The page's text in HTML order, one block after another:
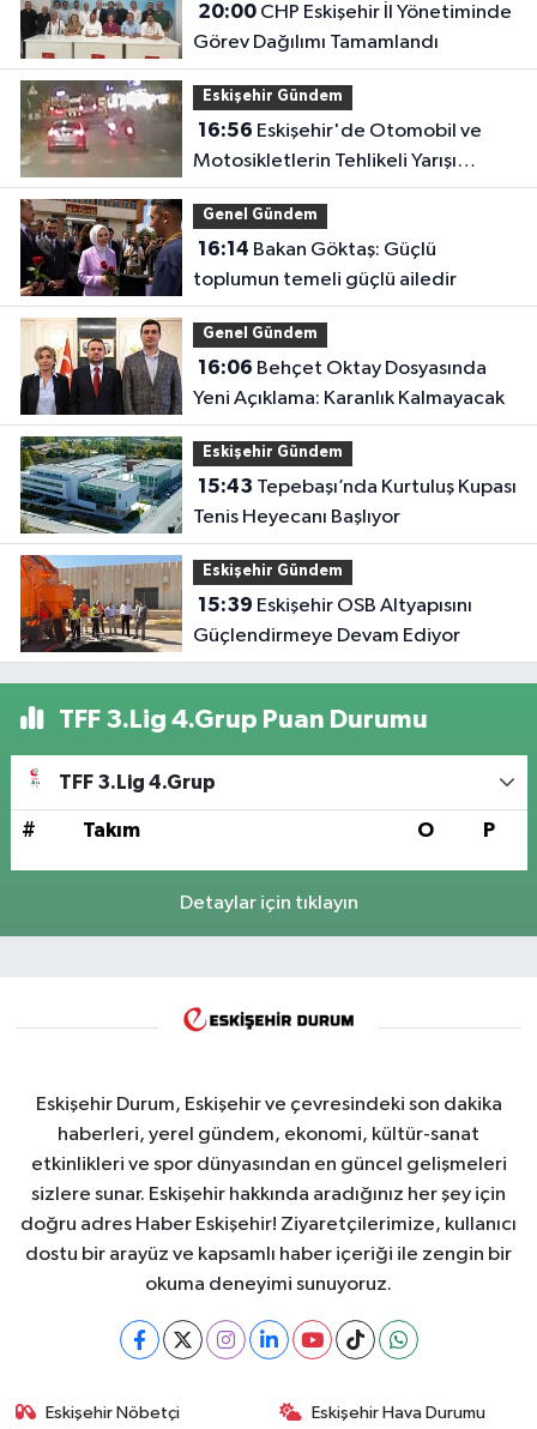
20:00CHP Eskişehir İl Yönetiminde
Görev Dağılımı Tamamlandı
Eskişehir Gündem
16:56
Motosikletlerin Tehlikeli Yarışı
Kamerada
Genel Gündem
16:14
toplumun temeli güçlü ailedir
Genel Gündem
16:06
Yeni Açıklama: Karanlık Kalmayacak
Eskişehir Gündem
15:43
Tenis Heyecanı Başlıyor
Eskişehir Gündem
15:39
Güçlendirmeye Devam Ediyor
TFF 3.Lig 4.Grup Puan Durumu
TFF 3.Lig 4.Grup
# Takım O P
Detaylar için tıklayın
Eskişehir Durum, Eskişehir ve çevresindeki son dakika
haberleri, yerel gündem, ekonomi, kültür-sanat
etkinlikleri ve spor dünyasından en güncel gelişmeleri
sizlere sunar. Eskişehir hakkında aradığınız her şey için
doğru adres Haber Eskişehir! Ziyaretçilerimize, kullanıcı
dostu bir arayüz ve kapsamlı haber içeriği ile zengin bir
okuma deneyimi sunuyoruz.
Eskişehir Nöbetçi
Eskişehir Hava Durumu